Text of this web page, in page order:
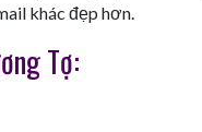
khác đẹp hơn.
Tợ: